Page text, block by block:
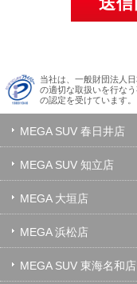
当社は、一般財団法人
の適切な取扱いを行な
の認定を受けています。
MEGA SUV 春日井店
MEGA SUV 知立店
MEGA 大垣店
MEGA 浜松店
MEGA SUV 東海名和店